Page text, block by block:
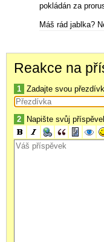
pokládán za
Máš rád jablka?
Reakce na
1 Zadajte svou
2 Napište svůj